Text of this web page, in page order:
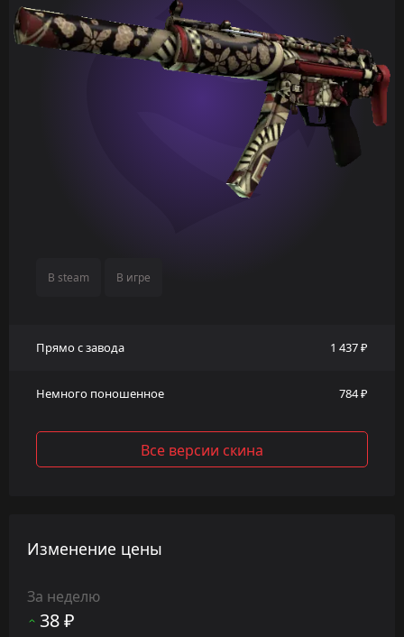
В steam В игре
Прямо с завода 1 437 ₽
Немного поношенное 784 ₽
Все версии скина
Изменение цены
За неделю
38 ₽